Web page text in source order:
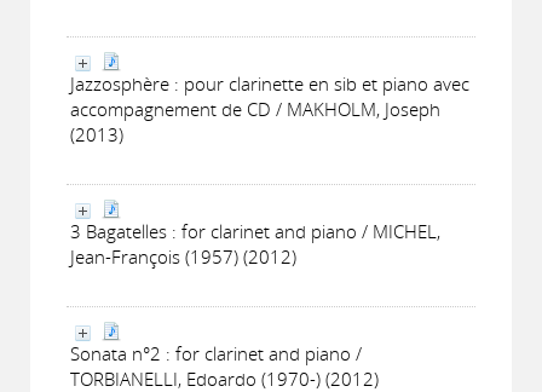
Jazzosphère : pour clarinette en sib et piano avec
accompagnement de CD / MAKHOLM, Joseph
(2013)
3 Bagatelles : for clarinet and piano / MICHEL,
Jean-François (1957) (2012)
Sonata n°2 : for clarinet and piano /
TORBIANELLI, Edoardo (1970-) (2012)